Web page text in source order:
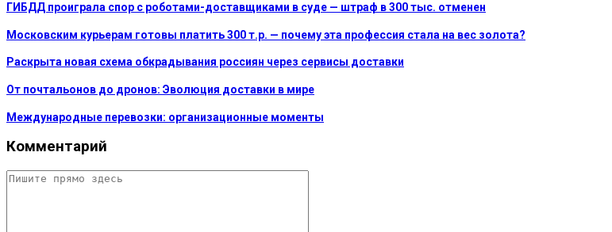
ГИБДД проиграла спор с роботами-доставщиками в суде — штраф в 300 тыс. отменен
Московским курьерам готовы платить 300 т.р. — почему эта профессия стала на вес золота?
Раскрыта новая схема обкрадывания россиян через сервисы доставки
От почтальонов до дронов: Эволюция доставки в мире
Международные перевозки: организационные моменты
Комментарий